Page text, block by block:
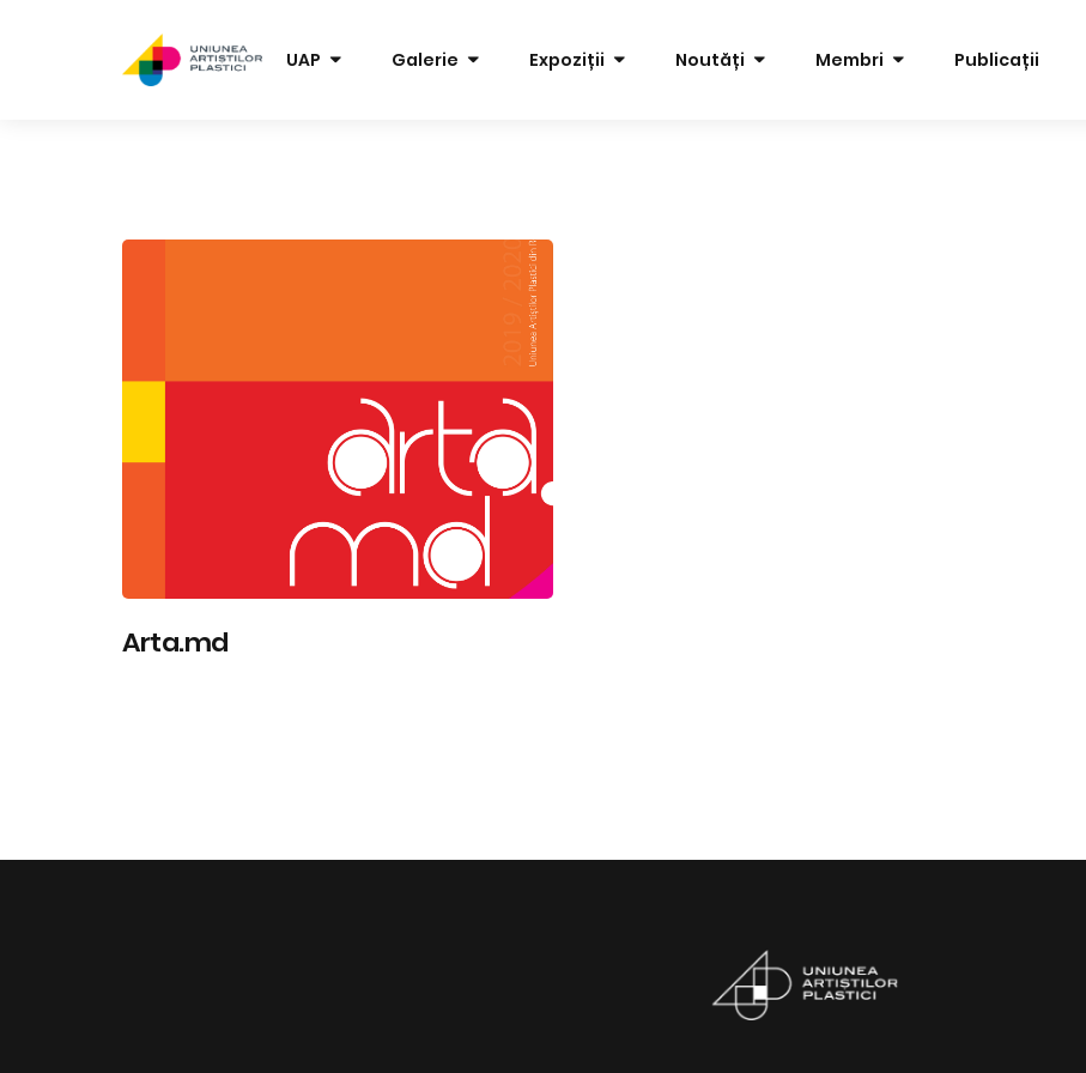
UAP Galerie Expoziții Noutăți Membri Publicații
Arta.md